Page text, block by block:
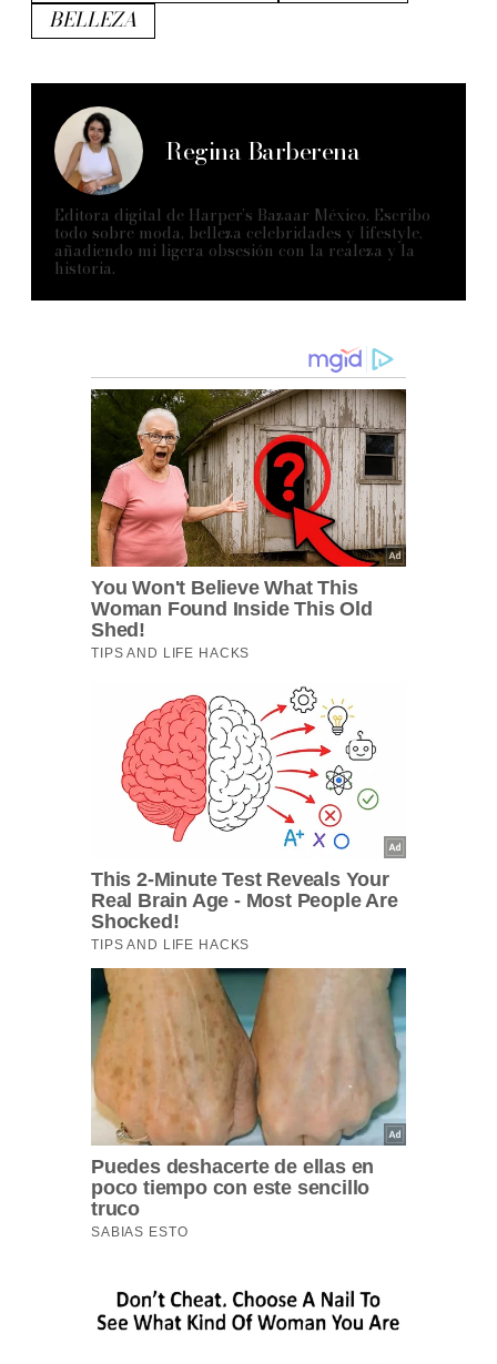
BELLEZA
Regina Barberena
Editora digital de Harper’s Bazaar México. Escribo
todo sobre moda, belleza celebridades y lifestyle,
añadiendo mi ligera obsesión con la realeza y la
historia.